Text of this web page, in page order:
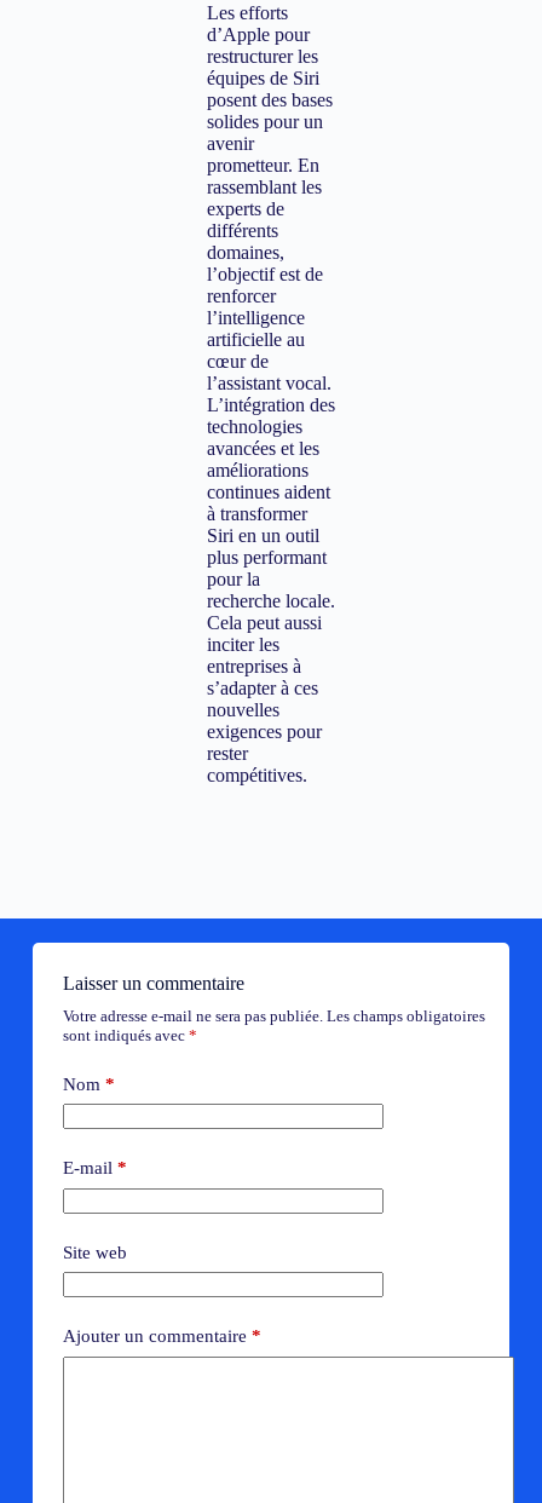
Les efforts
d’Apple pour
restructurer les
équipes de Siri
posent des bases
solides pour un
avenir
prometteur. En
rassemblant les
experts de
différents
domaines,
l’objectif est de
renforcer
l’intelligence
artificielle au
cœur de
l’assistant vocal.
L’intégration des
technologies
avancées et les
améliorations
continues aident
à transformer
Siri en un outil
plus performant
pour la
recherche locale.
Cela peut aussi
inciter les
entreprises à
s’adapter à ces
nouvelles
exigences pour
rester
compétitives.
Laisser un commentaire
Votre adresse e-mail ne sera pas publiée. Les champs obligatoires
sont indiqués avec *
Nom *
E-mail *
Site web
Ajouter un commentaire *